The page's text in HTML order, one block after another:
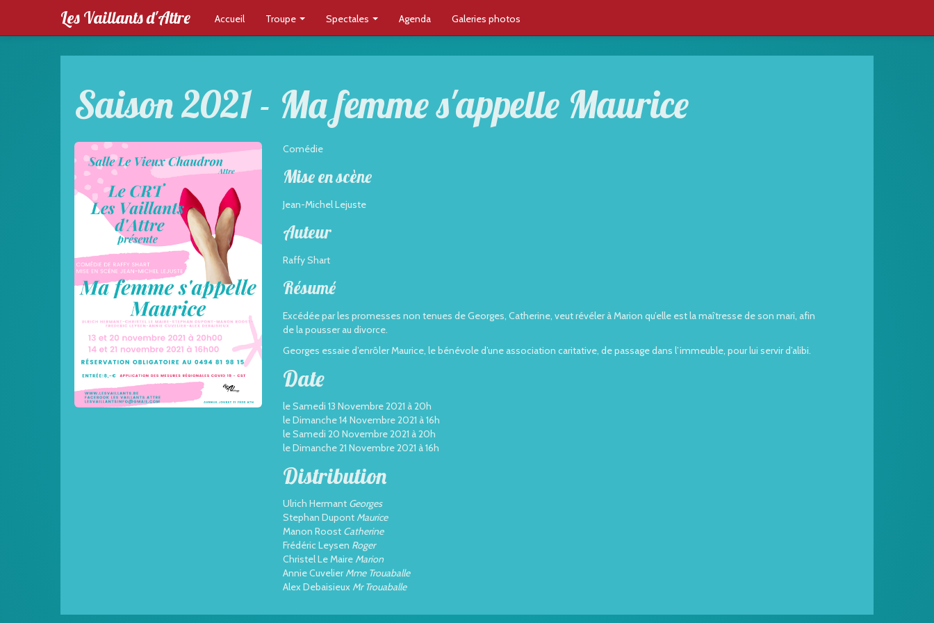
Les Vaillants d'Attre Accueil Troupe Spectales Agenda Galeries photos
Saison 2021 - Ma femme s'appelle Maurice
Comédie
Mise en scène
Jean-Michel Lejuste
Auteur
Raffy Shart
Résumé
Excédée par les promesses non tenues de Georges, Catherine, veut révéler à Marion qu’elle est la maîtresse de son mari, afin
de la pousser au divorce.
Georges essaie d’enrôler Maurice, le bénévole d’une association caritative, de passage dans l’immeuble, pour lui servir d’alibi.
Date
le Samedi 13 Novembre 2021 à 20h
le Dimanche 14 Novembre 2021 à 16h
le Samedi 20 Novembre 2021 à 20h
le Dimanche 21 Novembre 2021 à 16h
Distribution
Ulrich Hermant Georges
Stephan Dupont Maurice
Manon Roost Catherine
Frédéric Leysen Roger
Christel Le Maire Marion
Annie CuvelierMme Trouaballe
Alex Debaisieux Mr Trouaballe